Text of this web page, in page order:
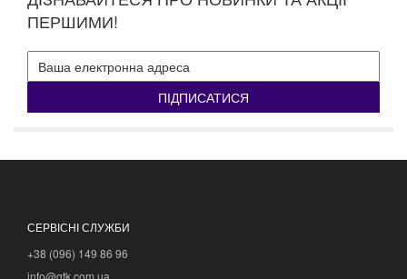
ПЕРШИМИ!
ПІДПИСАТИСЯ
СЕРВІСНІ СЛУЖБИ
+38 (096) 149 86 96